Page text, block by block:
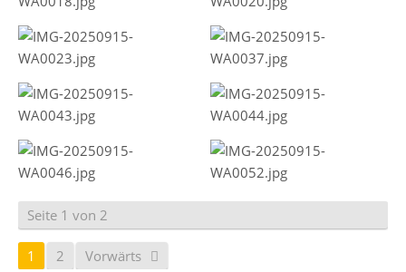
Seite 1 von 2
1 2 Vorwärts